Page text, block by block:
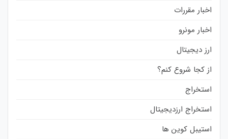
اخبار مقررات
اخبار مونرو
ارز دیجیتال
از کجا شروع کنم؟
استخراج
استخراج ارزدیجیتال
استیبل کوین ها